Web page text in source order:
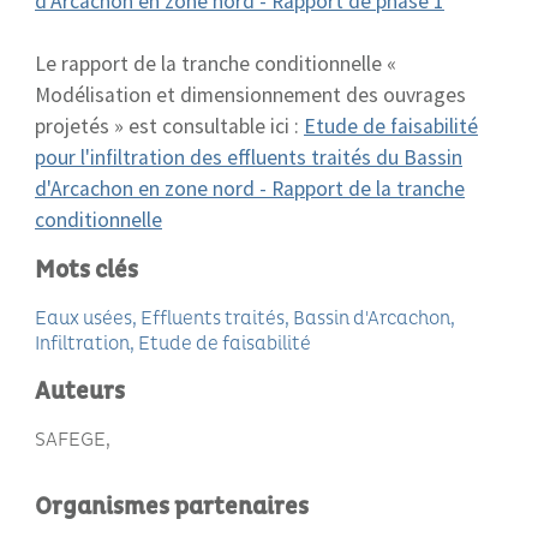
Le rapport de la tranche conditionnelle «
Modélisation et dimensionnement des ouvrages
projetés » est consultable ici : Etude de faisabilité
pour l'infiltration des effluents traités du Bassin
d'Arcachon en zone nord - Rapport de la tranche
conditionnelle
Mots clés
Eaux usées Effluents traités Bassin d'Arcachon
Infiltration Etude de faisabilité
Auteurs
SAFEGE
Organismes partenaires